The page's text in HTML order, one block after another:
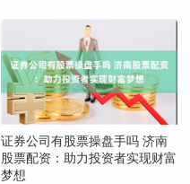
证券公司有股票操盘手吗 济南
股票配资：助力投资者实现财富
梦想